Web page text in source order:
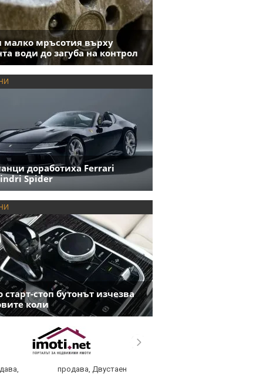
малко мръсотия върху
води до загуба на контрол
доработиха Ferrari
Spider
стоп бутонът изчезва
коли
продава, Двустаен